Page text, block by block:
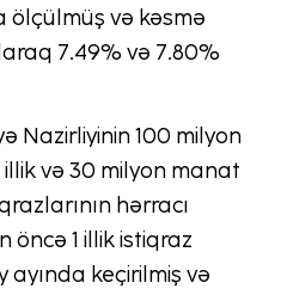
ölçülmüş və kəsmə
7.49% və 7.80%
Nazirliyinin 100 milyon
və 30 milyon manat
hərracı
öncə 1 illik istiqraz
ayında keçirilmiş və